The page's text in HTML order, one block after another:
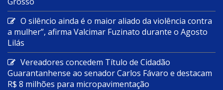
O silêncio ainda é o maior aliado da violência contra
a mulher”, afirma Valcimar Fuzinato durante o Agosto
Lilás
Vereadores concedem Título de Cidadão
Guarantanhense ao senador Carlos Fávaro e destacam
R$ 8 milhões para micropavimentação